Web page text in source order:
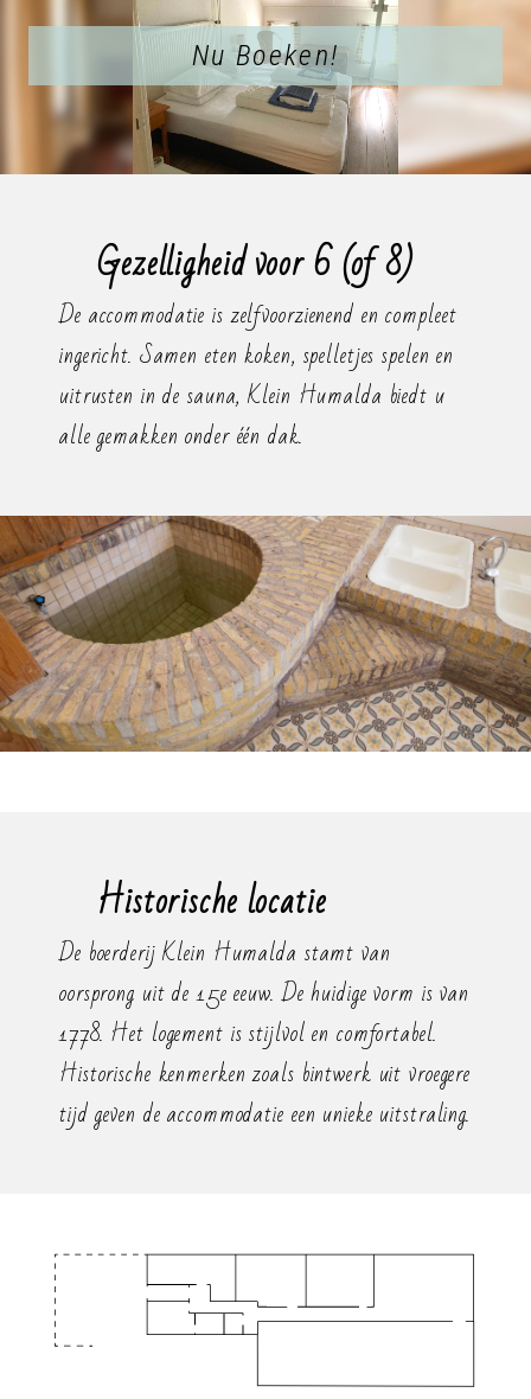
Nu Boeken!
Gezelligheid voor 6 (of 8)
De accommodatie is zelfvoorzienend en compleet
ingericht. Samen eten koken, spelletjes spelen en
uitrusten in de sauna, Klein Humalda biedt u
alle gemakken onder één dak.
Historische locatie
De boerderij Klein Humalda stamt van
oorsprong uit de 15e eeuw. De huidige vorm is van
1778. Het logement is stijlvol en comfortabel.
Historische kenmerken zoals bintwerk uit vroegere
tijd geven de accommodatie een unieke uitstraling.